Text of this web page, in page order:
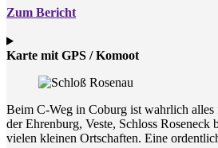
Zum Bericht
Karte mit GPS / Komoot
Beim C-Weg in Coburg ist wahrlich alles
der Ehrenburg, Veste, Schloss Roseneck
vielen kleinen Ortschaften. Eine